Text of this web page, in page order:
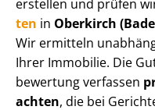
erstellen und prüfen
ten in Oberkirch
Wir ermitteln
Ihrer Immobilie. Die
be­wer­tung verfassen
ach­ten, die bei